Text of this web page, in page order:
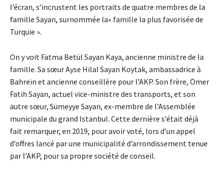
l’écran, s’incrustent les portraits de quatre membres de la
famille Sayan, surnommée la« famille la plus favorisée de
Turquie ».
On y voit Fatma Betül Sayan Kaya, ancienne ministre de la
famille. Sa sœur Ayse Hilal Sayan Koytak, ambassadrice à
Bahreïn et ancienne conseillère pour l’AKP. Son frère, Ömer
Fatih Sayan, actuel vice-ministre des transports, et son
autre sœur, Sümeyye Sayan, ex-membre de l’Assemblée
municipale du grand Istanbul. Cette dernière s’était déjà
fait remarquer, en 2019, pour avoir voté, lors d’un appel
d’offres lancé par une municipalité d’arrondissement tenue
par l’AKP, pour sa propre société de conseil.